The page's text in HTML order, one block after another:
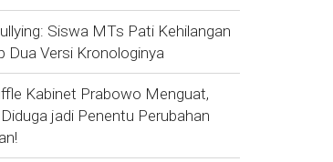
Siswa MTs Pati Kehilangan
Dua Versi Kronologinya
Kabinet Prabowo Menguat,
jadi Penentu Perubahan